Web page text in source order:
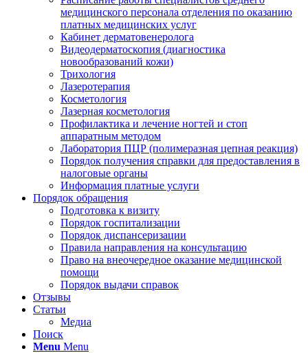
медицинского персонала отделения по оказанию
платных медицинских услуг
Кабинет дерматовенеролога
Видеодерматоскопия (диагностика
новообразований кожи)
Трихология
Лазеротерапия
Косметология
Лазерная косметология
Профилактика и лечение ногтей и стоп
аппаратным методом
Лаборатория ПЦР (полимеразная цепная реакция)
Порядок получения справки для предоставления в
налоговые органы
Информация платные услуги
Порядок обращения
Подготовка к визиту
Порядок госпитализации
Порядок диспансеризации
Правила направления на консультацию
Право на внеочередное оказание медицинской
помощи
Порядок выдачи справок
Отзывы
Статьи
Медиа
Поиск
Menu Menu